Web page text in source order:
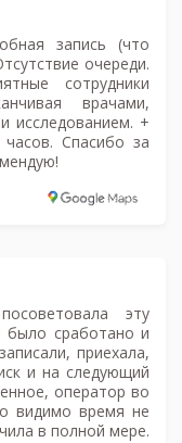
запись (что
очереди.
сотрудники
врачами,
исследованием. +
Спасибо за
эту
было сработано и
приехала,
и на следующий
оператор во
видимо время не
в полной мере.